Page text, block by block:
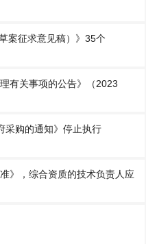
案征求意见稿）》35个
有关事项的公告》（2023
采购的通知》停止执行
》，综合资质的技术负责人应